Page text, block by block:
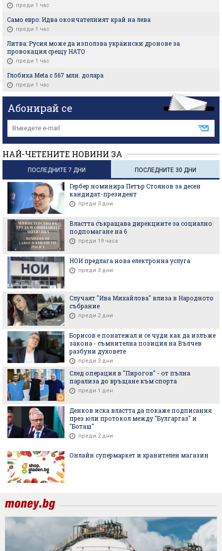
преди 1 час
Само евро: Идва окончателният край на лева
преди 1 час
Литва: Русия може да използва украински дронове за
провокация срещу НАТО
преди 1 час
Глобиха Meta с 567 млн. долара
преди 1 час
Абонирай се
НАЙ-ЧЕТЕНИТЕ НОВИНИ ЗА
ПОСЛЕДНИТЕ 7 ДНИ ПОСЛЕДНИТЕ 30 ДНИ
Гербер номинира Петър Стоянов за десен
кандидат-президент
преди 3 дни
Властта съкращава дирекциите за социално
подпомагане на 6
преди 19 часа
НОИ предлага нова електронна услуга
преди 3 дни
Случаят "Ива Михайлова" влиза в Народното
събрание
преди 2 дни
Борисов е понатежал и се чуди как да излъже
закона - съмнителна позиция на Вълчев
разбуни духовете
преди 3 дни
След операция в "Пирогов" - от пълна
парализа до връщане към спорта
преди 1 ден
Денков иска властта да покаже подписания
през юли протокол между "Булгаргаз" и
"Боташ"
преди 2 дни
Онлайн супермаркет и хранителен магазин